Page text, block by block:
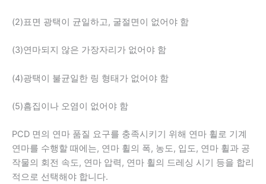
(2)표면 광택이 균일하고, 굴절면이 없어야 함
(3)연마되지 않은 가장자리가 없어야 함
(4)광택이 불균일한 링 형태가 없어야 함
(5)흠집이나 오염이 없어야 함
PCD 면의 연마 품질 요구를 충족시키기 위해 연마 휠로 기계
연마를 수행할 때에는, 연마 휠의 폭, 농도, 입도, 연마 휠과 공
작물의 회전 속도, 연마 압력, 연마 휠의 드레싱 시기 등을 합리
적으로 선택해야 합니다.